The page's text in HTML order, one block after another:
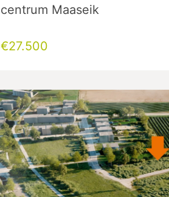
centrum Maaseik
€27.500